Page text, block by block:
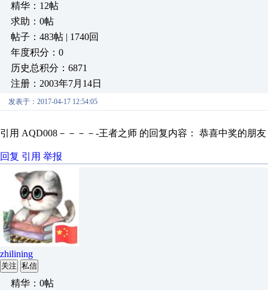
精华：12帖
求助：0帖
帖子：483帖 | 1740回
年度积分：0
历史总积分：6871
注册：2003年7月14日
发表于：2017-04-17 12:54:05
引用 AQD008－－－－-王者之师 的回复内容： 恭喜中
回复 引用 举报
zhilining
关注 私信
精华：0帖